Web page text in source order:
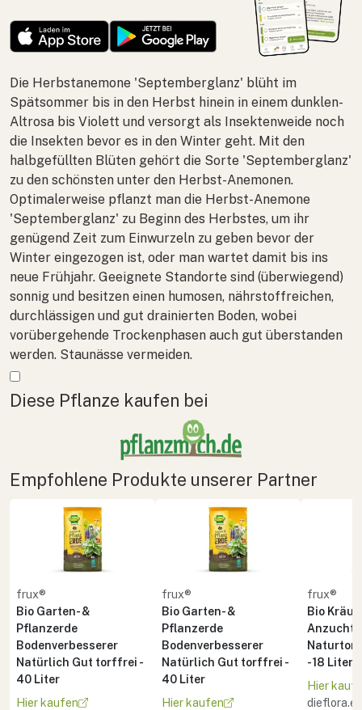
Die Herbstanemone 'Septemberglanz' blüht im
Spätsommer bis in den Herbst hinein in einem dunklen-
Altrosa bis Violett und versorgt als Insektenweide noch
die Insekten bevor es in den Winter geht. Mit den
halbgefüllten Blüten gehört die Sorte 'Septemberglanz'
zu den schönsten unter den Herbst-Anemonen.
Optimalerweise pflanzt man die Herbst-Anemone
'Septemberglanz' zu Beginn des Herbstes, um ihr
genügend Zeit zum Einwurzeln zu geben bevor der
Winter eingezogen ist, oder man wartet damit bis ins
neue Frühjahr. Geeignete Standorte sind (überwiegend)
sonnig und besitzen einen humosen, nährstoffreichen,
durchlässigen und gut drainierten Boden, wobei
vorübergehende Trockenphasen auch gut überstanden
werden. Staunässe vermeiden.
Mehr anzeigen
Diese Pflanze kaufen bei
Empfohlene Produkte unserer Partner
frux®
Bio Garten- &
Pflanzerde
Bodenverbesserer
Natürlich Gut torffrei -
40 Liter
Hier kaufen
frux®
Bio Garten- &
Pflanzerde
Bodenverbesserer
Natürlich Gut torffrei -
40 Liter
Hier kaufen
frux®
Bio
Naturton
- 18 Liter
Hier
dieflora.eu